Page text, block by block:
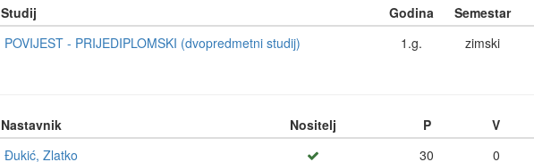
Studij Godina Semestar
POVIJEST - PRIJEDIPLOMSKI (dvopredmetni studij)
1.g. zimski
Nastavnik Nositelj P V
Đukić, Zlatko
30 0